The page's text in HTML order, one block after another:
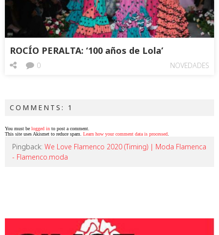
ROCÍO PERALTA: ‘100 años de Lola’
NOVEDADES
0
COMMENTS: 1
You must be logged in to post a comment.
This site uses Akismet to reduce spam. Learn how your comment data is processed
Pingback: We Love Flamenco 2020 (Timing) | Moda Flamenca
- Flamenco.moda